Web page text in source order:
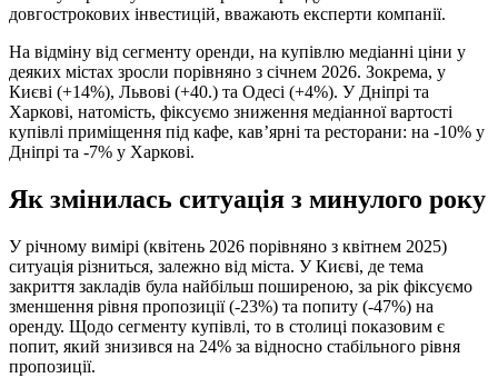
довгострокових інвестицій, вважають експерти компанії.
На відміну від сегменту оренди, на купівлю медіанні ціни у
деяких містах зросли порівняно з січнем 2026. Зокрема, у
Києві (+14%), Львові (+40.) та Одесі (+4%). У Дніпрі та
Харкові, натомість, фіксуємо зниження медіанної вартості
купівлі приміщення під кафе, кав’ярні та ресторани: на -10% у
Дніпрі та -7% у Харкові.
Як змінилась ситуація з минулого року
У річному вимірі (квітень 2026 порівняно з квітнем 2025)
ситуація різниться, залежно від міста. У Києві, де тема
закриття закладів була найбільш поширеною, за рік фіксуємо
зменшення рівня пропозиції (-23%) та попиту (-47%) на
оренду. Щодо сегменту купівлі, то в столиці показовим є
попит, який знизився на 24% за відносно стабільного рівня
пропозиції.